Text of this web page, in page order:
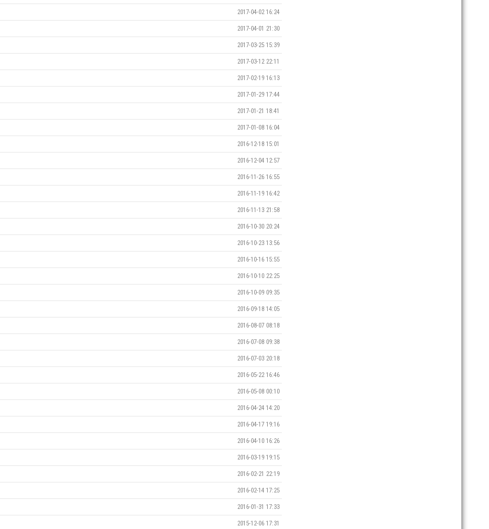
2017-04-02 16:24
2017-04-01 21:30
2017-03-25 15:39
2017-03-12 22:11
2017-02-19 16:13
2017-01-29 17:44
2017-01-21 18:41
2017-01-08 16:04
2016-12-18 15:01
2016-12-04 12:57
2016-11-26 16:55
2016-11-19 16:42
2016-11-13 21:58
2016-10-30 20:24
2016-10-23 13:56
2016-10-16 15:55
2016-10-10 22:25
2016-10-09 09:35
2016-09-18 14:05
2016-08-07 08:18
2016-07-08 09:38
2016-07-03 20:18
2016-05-22 16:46
2016-05-08 00:10
2016-04-24 14:20
2016-04-17 19:16
2016-04-10 16:26
2016-03-19 19:15
2016-02-21 22:19
2016-02-14 17:25
2016-01-31 17:33
2015-12-06 17:31